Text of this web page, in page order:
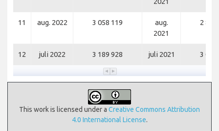
11 aug. 2022 3 058 119
aug.
2021
2 881
12 juli 2022 3 189 928 juli 2021 3 076
This work is licensed under a Creative Commons Attribution
4.0 International License.